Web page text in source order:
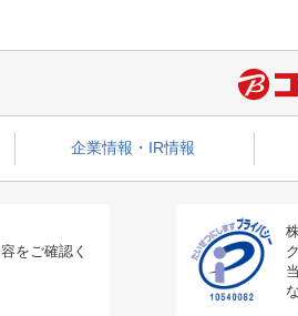
企業情報・IR情報
をご確認く